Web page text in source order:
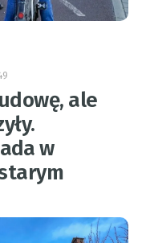
ale
w